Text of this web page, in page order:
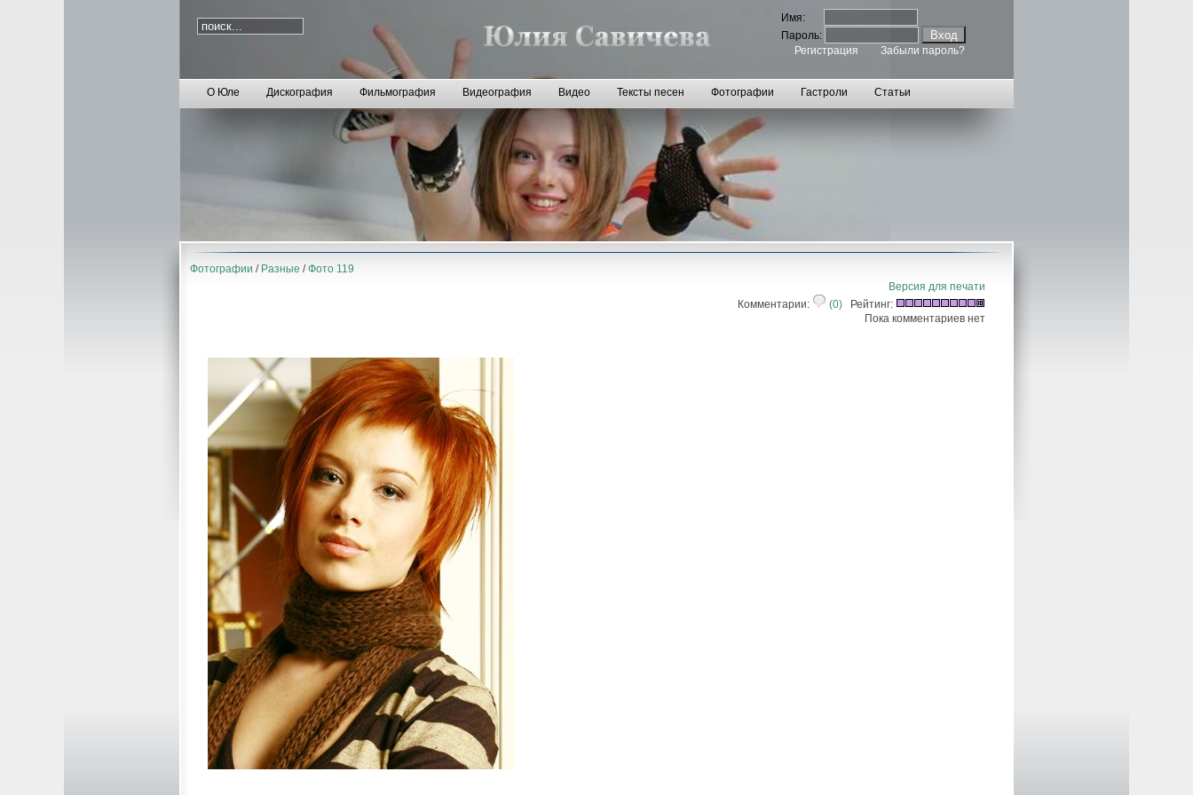
Имя:
Пароль:
Регистрация
Забыли пароль?
О Юле Дискография Фильмография Видеография Видео Тексты песен Фотографии Гастроли Статьи
Фотографии / Разные /Фото 119
Версия для печати
Комментарии:
(0) Рейтинг:
Пока комментариев нет